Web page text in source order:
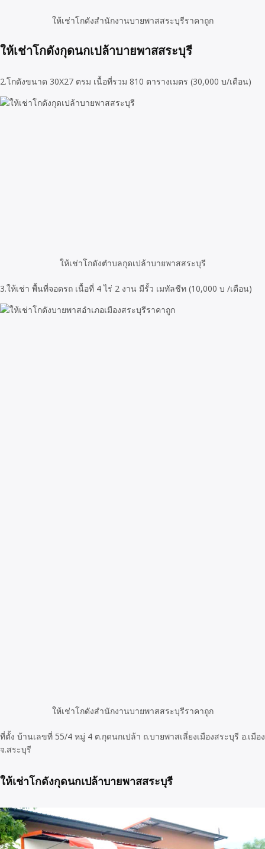
ให้เช่าโกดังสำนักงานบายพาสสระบุรีราคาถูก
ให้เช่าโกดังกุดนกเปล้าบายพาสสระบุรี
2.โกดังขนาด 30X27 ตรม เนื้อที่รวม 810 ตารางเมตร (30,000 บ/เดือน)
ให้เช่าโกดังตำบลกุดเปล้าบายพาสสระบุรี
3.ให้เช่า พื้นที่จอดรถ เนื้อที่ 4 ไร่ 2 งาน มีรั้ว เมทัลชีท (10,000 บ /เดือน)
ให้เช่าโกดังสำนักงานบายพาสสระบุรีราคาถูก
ที่ตั้ง บ้านเลขที่ 55/4 หมู่ 4 ต.กุดนกเปล้า ถ.บายพาสเลี่ยงเมืองสระบุรี อ.เมือง
จ.สระบุรี
ให้เช่าโกดังกุดนกเปล้าบายพาสสระบุรี